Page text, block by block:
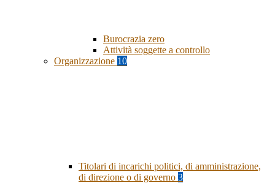
Burocrazia zero
Attività soggette a controllo
Organizzazione 10
Titolari di incarichi politici, di amministrazione,
di direzione o di governo 3